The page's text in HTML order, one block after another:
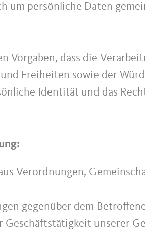
um persönliche Daten
Vorgaben, dass die
Freiheiten sowie der
Identität und das
Verordnungen,
gegenüber dem
unserer